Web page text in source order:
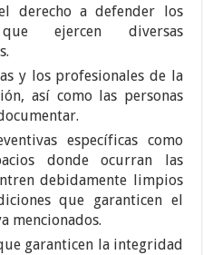
derecho a defender los
ejercen diversas
y los profesionales de la
así como las personas
específicas como
donde ocurran las
debidamente limpios
que garanticen el
mencionados.
garanticen la integridad